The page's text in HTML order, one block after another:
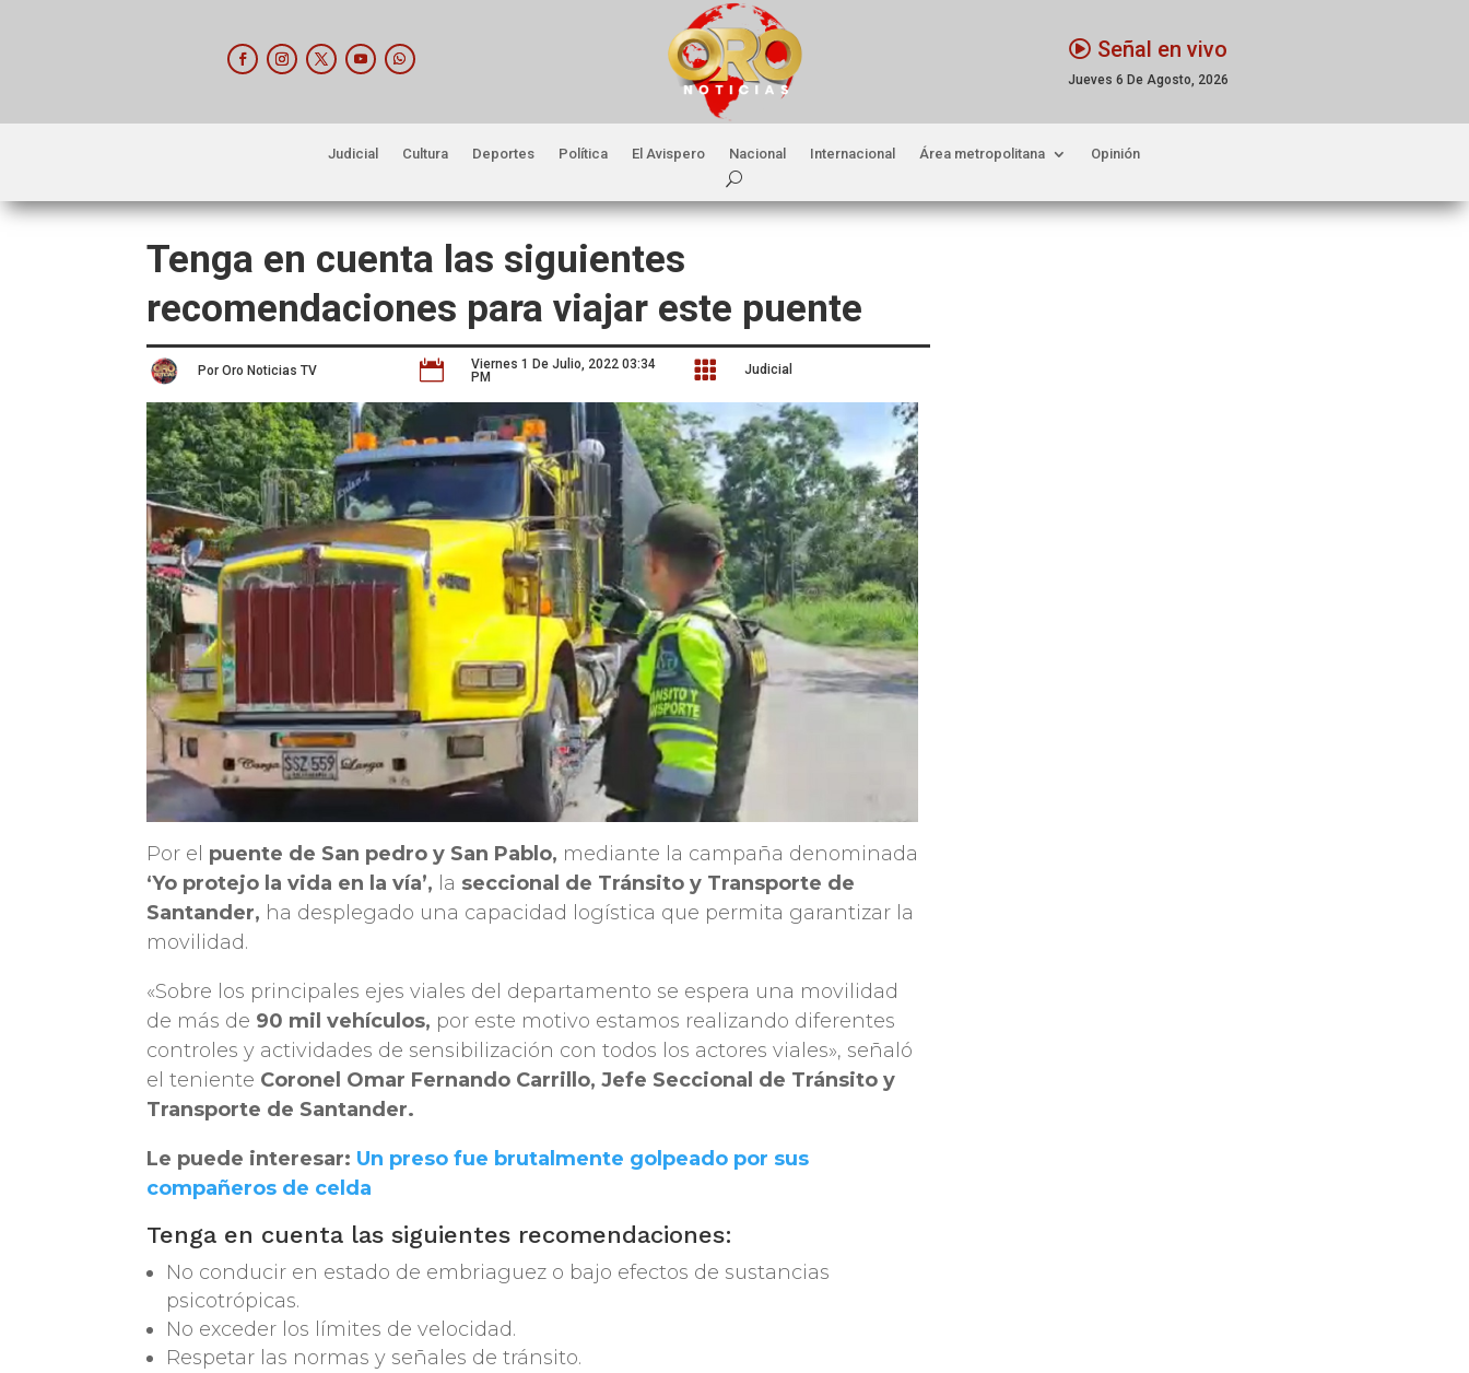
Señal en vivo
Jueves 6 De Agosto, 2026
Judicial Cultura Deportes Política El Avispero Nacional Internacional Área metropolitana Opinión
Tenga en cuenta las siguientes
recomendaciones para viajar este puente
Por Oro Noticias TV 
Viernes 1 De Julio, 2022 03:34
PM
 Judicial
Por el puente de San pedro y San Pablo, mediante la campaña denominada
‘Yo protejo la vida en la vía’, la seccional de Tránsito y Transporte de
Santander, ha desplegado una capacidad logística que permita garantizar la
movilidad.
«Sobre los principales ejes viales del departamento se espera una movilidad
de más de 90 mil vehículos, por este motivo estamos realizando diferentes
controles y actividades de sensibilización con todos los actores viales», señaló
el teniente Coronel Omar Fernando Carrillo, Jefe Seccional de Tránsito y
Transporte de Santander.
Le puede interesar: Un preso fue brutalmente golpeado por sus
compañeros de celda
Tenga en cuenta las siguientes recomendaciones:
No conducir en estado de embriaguez o bajo efectos de sustancias
psicotrópicas.
No exceder los límites de velocidad.
Respetar las normas y señales de tránsito.